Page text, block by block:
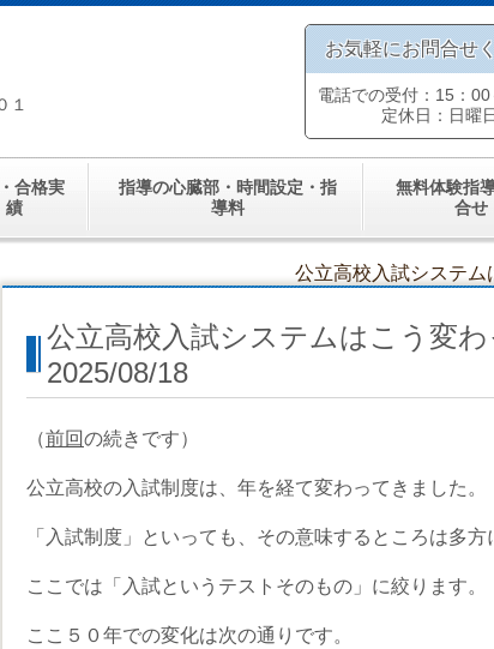
１
お気軽にお問合せ
電話での受付：15：
定休日：日曜
合格実
績
指導の心臓部・時間設定・指
導料
無料体験指
合せ
公立高校入試システ
公立高校入試システムはこう変
2025/08/18
（前回の続きです）
公立高校の入試制度は、年を経て変わってきました。
「入試制度」といっても、その意味するところは多方
ここでは「入試というテストそのもの」に絞ります。
ここ５０年での変化は次の通りです。